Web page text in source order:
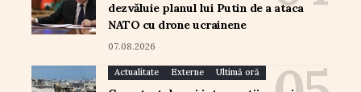
dezvăluie planul lui Putin de a ataca
NATO cu drone ucrainene
07.08.2026
Actualitate Externe Ultimă oră